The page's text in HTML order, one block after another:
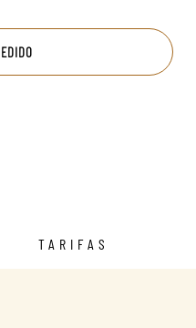
TARIFAS